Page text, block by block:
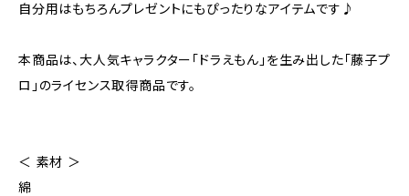
自分用はもちろんプレゼントにもぴったりなアイテムです♪
本商品は、大人気キャラクター「ドラえもん」を生み出した「藤子プ
ロ」のライセンス取得商品です。
＜ 素材 ＞
綿